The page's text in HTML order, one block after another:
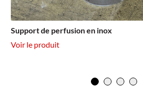
Support de perfusion en inox
Voir le produit